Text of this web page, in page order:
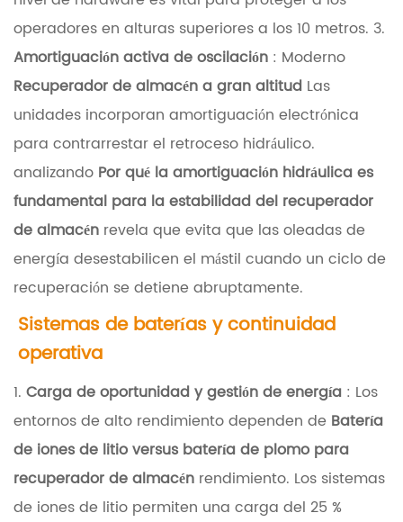
t
i
c
a
c
o
l
o
s
d
e
operadores en alturas superiores a los 10 metros. 3.
Amortiguación activa de oscilación : Moderno
Recuperador de almacén a gran altitud Las
unidades incorporan amortiguación electrónica
para contrarrestar el retroceso hidráulico.
analizando Por qué la amortiguación hidráulica es
fundamental para la estabilidad del recuperador
de almacén revela que evita que las oleadas de
energía desestabilicen el mástil cuando un ciclo de
recuperación se detiene abruptamente.
Sistemas de baterías y continuidad
operativa
1. Carga de oportunidad y gestión de energía : Los
entornos de alto rendimiento dependen de Batería
de iones de litio versus batería de plomo para
recuperador de almacén rendimiento. Los sistemas
de iones de litio permiten una carga del 25 %